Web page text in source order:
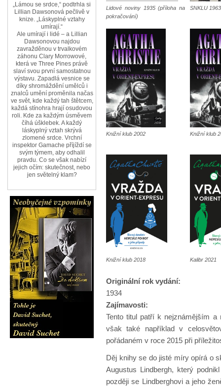
Lidové noviny 1935 (příloha na
pokračování)
SNKLU 1963
Knižní klub 2002 Knižní klub
Knižní klub 2018 Kalibr 2021
Originální rok vydání:
1934
Zajímavosti:
Tento titul patří k nejznámějším a
však také například v
pořádaném v roce 2015 při
Děj knihy se do jisté míry opírá o
Augustus Lindbergh, který
později se Lindberghovi a jeho
„Lámou se srdce,“ podtrhla si
Lillian Dawsonová pečlivě v
knize. „Láskyplné vztahy
umírají.“
Ale umírají i lidé – a Lillian
Dawsonovou najdou
zavražděnou v trvalkovém
záhonu Clary Morrowové,
která ve Three Pines právě
slaví svou první samostatnou
výstavu. Zapadlá vesnice se
díky shromáždění umělců i
znalců umění proměnila načas
ve svět, kde každý tah štětcem,
každá stínohra hrají osudovou
roli. Kde za každým úsměvem
číhá úšklebek. A každý
láskyplný vztah skrývá
zlomené srdce. Vrchní
inspektor Gamache příjíždí se
svým týmem, aby odhalil
pravdu. Co se však nabízí
jejich očím: skutečnost, nebo
jen světelný klam?